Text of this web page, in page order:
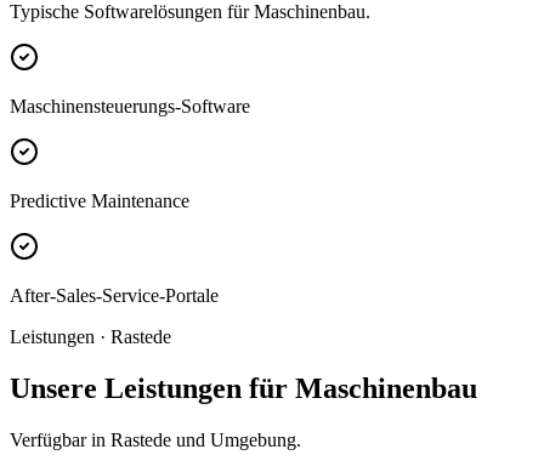
Typische Softwarelösungen für Maschinenbau.
Maschinensteuerungs-Software
Predictive Maintenance
After-Sales-Service-Portale
Leistungen · Rastede
Unsere Leistungen für Maschinenbau
Verfügbar in Rastede und Umgebung.